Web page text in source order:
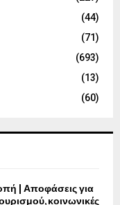
(44)
(71)
(693)
(13)
(60)
| Αποφάσεις για
κοινωνικές